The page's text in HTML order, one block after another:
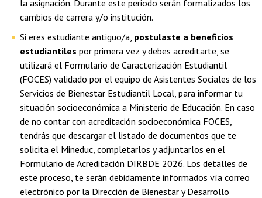
la asignación. Durante este periodo serán formalizados los
cambios de carrera y/o institución.
Si eres estudiante antiguo/a, postulaste a beneficios
estudiantiles por primera vez y debes acreditarte, se
utilizará el Formulario de Caracterización Estudiantil
(FOCES) validado por el equipo de Asistentes Sociales de los
Servicios de Bienestar Estudiantil Local, para informar tu
situación socioeconómica a Ministerio de Educación. En caso
de no contar con acreditación socioeconómica FOCES,
tendrás que descargar el listado de documentos que te
solicita el Mineduc, completarlos y adjuntarlos en el
Formulario de Acreditación DIRBDE 2026. Los detalles de
este proceso, te serán debidamente informados vía correo
electrónico por la Dirección de Bienestar y Desarrollo